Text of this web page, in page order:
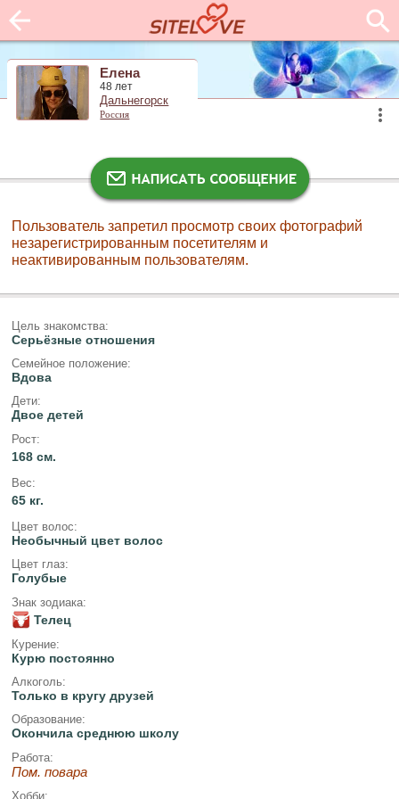
Елена
48 лет
Дальнегорск
Россия
Пользователь запретил просмотр своих фотографий
незарегистрированным посетителям и
неактивированным пользователям.
Цель знакомства:
Серьёзные отношения
Семейное положение:
Вдова
Дети:
Двое детей
Рост:
168 см.
Вес:
65 кг.
Цвет волос:
Необычный цвет волос
Цвет глаз:
Голубые
Знак зодиака:
Телец
Курение:
Курю постоянно
Алкоголь:
Только в кругу друзей
Образование:
Окончила среднюю школу
Работа:
Пом. повара
Хобби: